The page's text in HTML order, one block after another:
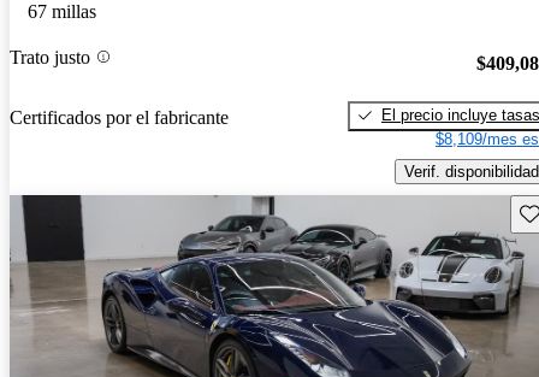
67 millas
Trato justo
Certificados por el fabricante
El precio incluye tasas
$8,109/mes
Verif. disponibilidad